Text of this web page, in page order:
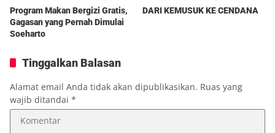
Program Makan Bergizi Gratis,
Gagasan yang Pernah Dimulai
Soeharto
DARI KEMUSUK KE CENDANA
Tinggalkan Balasan
Alamat email Anda tidak akan dipublikasikan. Ruas yang
wajib ditandai *